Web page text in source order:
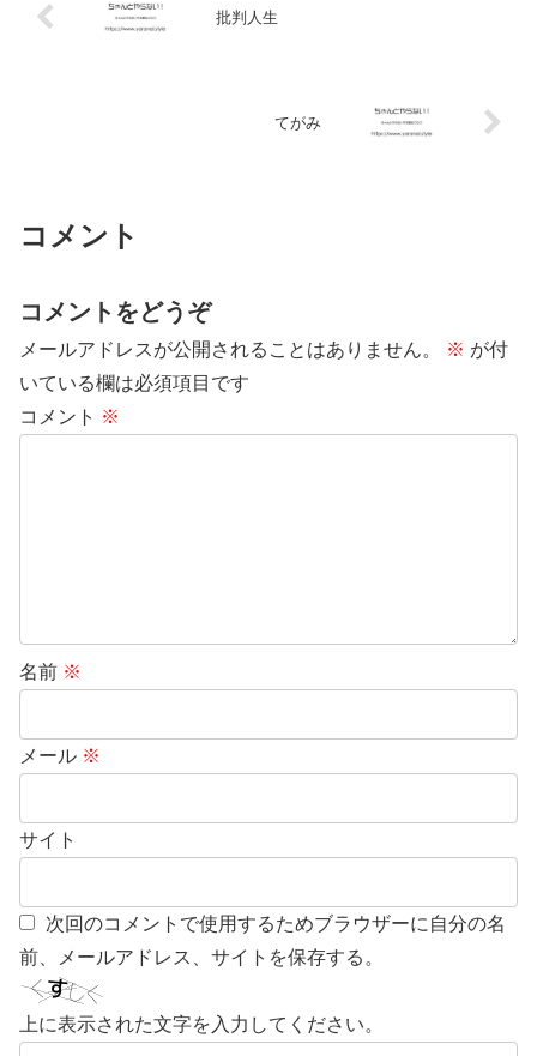
批判人生
てがみ
コメント
コメントをどうぞ
メールアドレスが公開されることはありません。 ※ が付
いている欄は必須項目です
コメント ※
名前 ※
メール ※
サイト
次回のコメントで使用するためブラウザーに自分の名
前、メールアドレス、サイトを保存する。
上に表示された文字を入力してください。